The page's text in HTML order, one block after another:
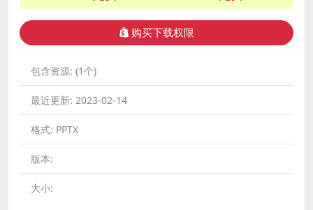
购买下载权限
包含资源: (1个)
最近更新: 2023-02-14
格式: PPTX
版本:
大小: